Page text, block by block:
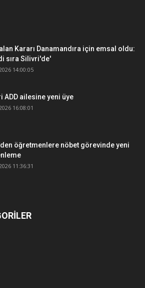
Kararı Danamandıra için emsal oldu:
sıra Silivri'de'
14:00:05
ADD ailesine yeni üye
16:08:01
öğretmenlere nöbet görevinde yeni
11:36:31